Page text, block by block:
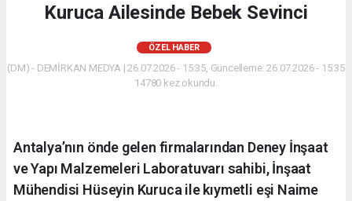
Kuruca Ailesinde Bebek Sevinci
ÖZEL HABER
(DM) - DEMİRKAN MEDYA | 26.07.2026 - 15:35, Güncelleme: 26.07.2026 - 15:35
14780 kez okundu.
Antalya’nın önde gelen firmalarından Deney İnşaat
ve Yapı Malzemeleri Laboratuvarı sahibi, İnşaat
Mühendisi Hüseyin Kuruca ile kıymetli eşi Naime